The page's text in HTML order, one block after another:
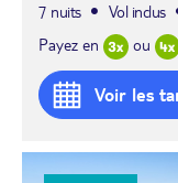
7 nuits
Vol inclus
Payez en
ou
Voir les